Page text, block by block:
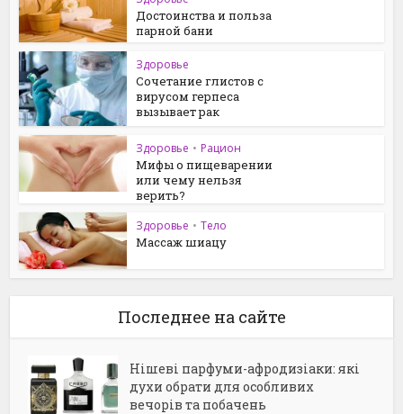
Достоинства и польза
парной бани
Здоровье
Сочетание глистов с
вирусом герпеса
вызывает рак
Здоровье • Рацион
Мифы о пищеварении
или чему нельзя
верить?
Здоровье • Тело
Массаж шиацу
Последнее на сайте
Нішеві парфуми-афродизіаки: які
духи обрати для особливих
вечорів та побачень